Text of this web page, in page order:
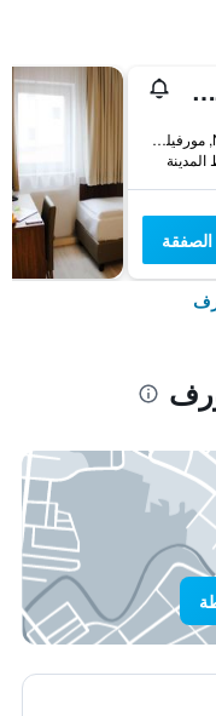
إيربورت هوتل فالدورف
Nordendstrasse 42, مورفيلدين-ولدورف, هسه, ألمانيا